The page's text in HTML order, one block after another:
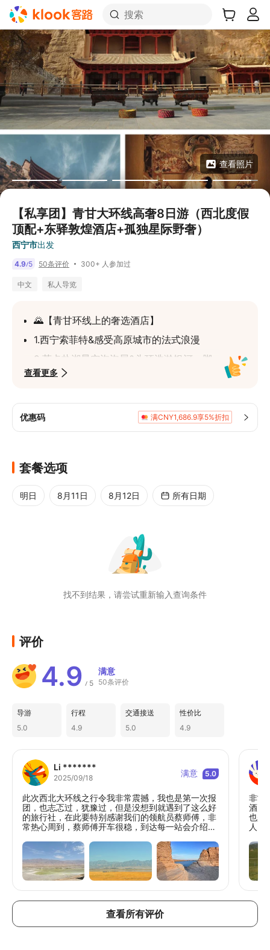
搜索
查看照片
【私享团】青甘大环线高奢8日游（西北度假
顶配+东驿敦煌酒店+孤独星际野奢）
西宁市出发
4.9/5 50条评价 300+ 人参加过
中文 私人导览
🌄【青甘环线上的奢选酒店】
1.西宁索菲特&感受高原城市的法式浪漫
2.茶卡盐湖星空泡泡屋&头顶浩瀚银河，脚
下盐湖如镜，拥抱自然与梦幻
地，360度全景天窗，戈壁观星，入住即赠
手工冰激淋。【并非孤独星际（沙漠）营
风声，透过帐篷赏大漠孤烟，尽享野趣
5.东驿敦煌酒店/ 阿兰那敦煌酒店/文华敢
曼/碧玥任选， 于古色古香中，穿梭于寻根
6.敦煌福朋登来登酒店  敦煌第一家国际五
星级连锁酒店或鸣沙山沙上里面的特色帐
★ 【贴心赠送】【春季早鸟预定】【四重
惊喜一：【莫高窟门票】提前30天以上下
单，保证莫高窟A票！
惊喜二💰：【4人及以上家庭】出游咨询客
服领优惠
是拍照小能手/茶卡免费升级小火车，打卡
现实版的《千与千寻》
惊喜四：赠送当地特色【青海老酸奶】+高
原旅游刚需【便携氧气瓶】+入住孤独星际
手工冰淋淇一份
🌿【特别体验】：
1.轻点朱砂挽云髻，飞天妆成，梦回敦煌仙
境
2.祁连草原纵马，逐风奔向雪山
3.观东方艺术美学莫高窟，提前一个月预定
4.邂逅七彩丹霞，观赏梦幻地貌
5.青海湖观澄澈湖水与天际线交织成画 喂水
查看更多
优惠码 满CNY1,686.9享5%折扣
套餐选项
明日 8月11日 8月12日 所有日期
找不到结果，请尝试重新输入查询条件
评价
4.9 / 5
满意
50条评价
导游
5.0
行程
4.9
交通接送
5.0
性价比
4.9
Li *******
2025/09/18 满意 5.0
此次西北大环线之行令我非常震撼，我也是第一次报
团，也志忑过，犹豫过，但是没想到就遇到了这么好
的旅行社，在此要特别感谢我们的领航员蔡师傅，非
常热心周到，蔡师傅开车很稳，到达每一站会介绍沿
办好门票，详细介绍景点怎么玩，给足游玩的时间，
每天入住酒店房间安排妥当，叮嘱第二天早餐及出发
时间。真的非常感谢蔡师傅，就是蔡师傅的细心敬
业，才有我们愉快轻松的旅程，人生新体验+1，感谢
啦！！真的非常感谢！！
非常
酒店
也是
人，
体验
意事
们的
在旅
让我
验
查看所有评价